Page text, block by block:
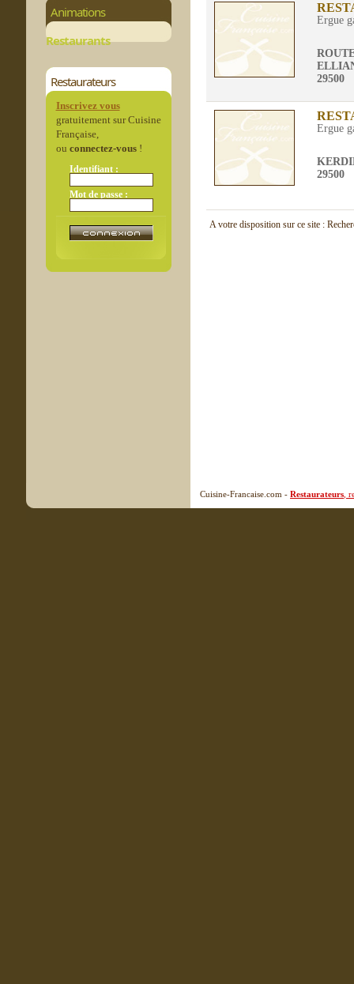
Animations
Restaurants
Restaurateurs
Inscrivez vous
gratuitement sur Cuisine
Française,
ou connectez-vous!
Identifiant :
Mot de passe :
Ergue
29500
Ergue
29500
A votre disposition sur ce site :
Cuisine-Francaise.com - Restaurateurs ,